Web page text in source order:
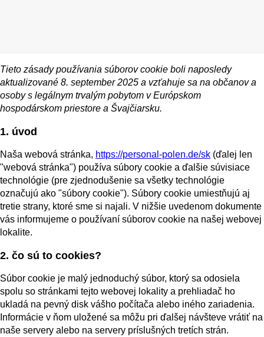
Tieto zásady používania súborov cookie boli naposledy
aktualizované 8. september 2025 a vzťahuje sa na občanov a
osoby s legálnym trvalým pobytom v Európskom
hospodárskom priestore a Švajčiarsku.
1. úvod
Naša webová stránka, https://personal-polen.de/sk (ďalej len
"webová stránka") používa súbory cookie a ďalšie súvisiace
technológie (pre zjednodušenie sa všetky technológie
označujú ako "súbory cookie"). Súbory cookie umiestňujú aj
tretie strany, ktoré sme si najali. V nižšie uvedenom dokumente
vás informujeme o používaní súborov cookie na našej webovej
lokalite.
2. čo sú to cookies?
Súbor cookie je malý jednoduchý súbor, ktorý sa odosiela
spolu so stránkami tejto webovej lokality a prehliadač ho
ukladá na pevný disk vášho počítača alebo iného zariadenia.
Informácie v ňom uložené sa môžu pri ďalšej návšteve vrátiť na
naše servery alebo na servery príslušných tretích strán.